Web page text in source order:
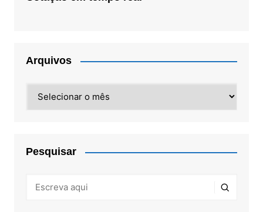
Arquivos
Pesquisar